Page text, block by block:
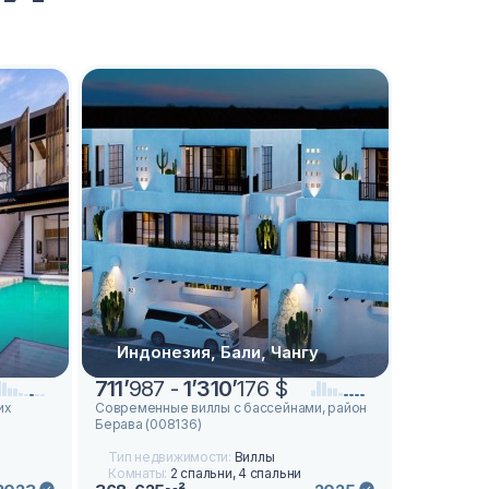
Индонезия, Бали, Чангу
711’987 -1’310’176 $
Современные виллы с бассейнами, район
Берава (008136)
Тип недвижимости: Виллы
Комнаты: 2 спальни, 4 спальни